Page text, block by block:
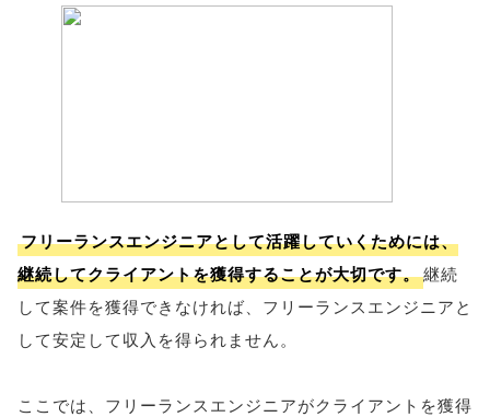
フリーランスエンジニアとして活躍していくためには、
継続してクライアントを獲得することが大切です。継続
して案件を獲得できなければ、フリーランスエンジニアと
して安定して収入を得られません。
ここでは、フリーランスエンジニアがクライアントを獲得